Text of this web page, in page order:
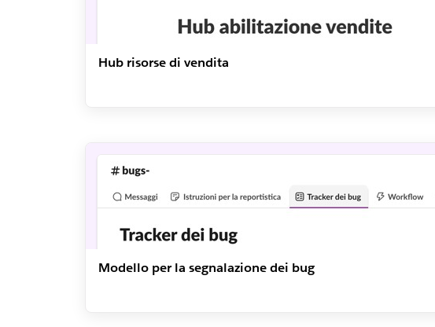
Hub risorse di vendita
Modello per la segnalazione dei bug